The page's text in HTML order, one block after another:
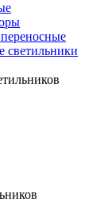
светильники